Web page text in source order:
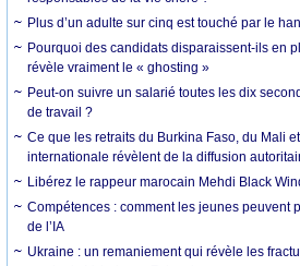
Plus d’un adulte sur cinq est touché par le
Pourquoi des candidats disparaissent-ils en
révèle vraiment le « ghosting »
Peut-on suivre un salarié toutes les dix
de travail ?
Ce que les retraits du Burkina Faso, du Mali
internationale révèlent de la diffusion
Libérez le rappeur marocain Mehdi Black
Compétences : comment les jeunes peuvent
de l’IA
Ukraine : un remaniement qui révèle les